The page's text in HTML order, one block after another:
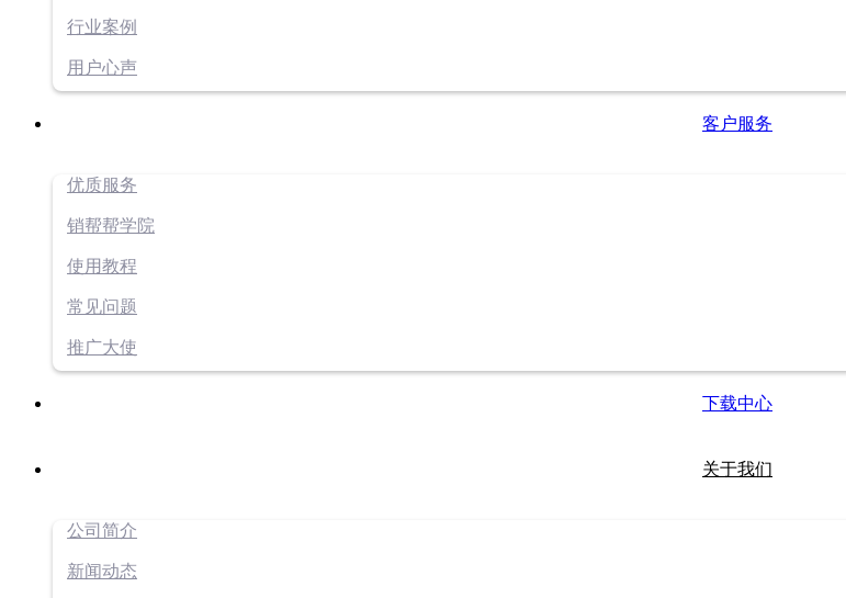
行业案例
用户心声
客户服务
优质服务
销帮帮学院
使用教程
常见问题
推广大使
下载中心
关于我们
公司简介
新闻动态